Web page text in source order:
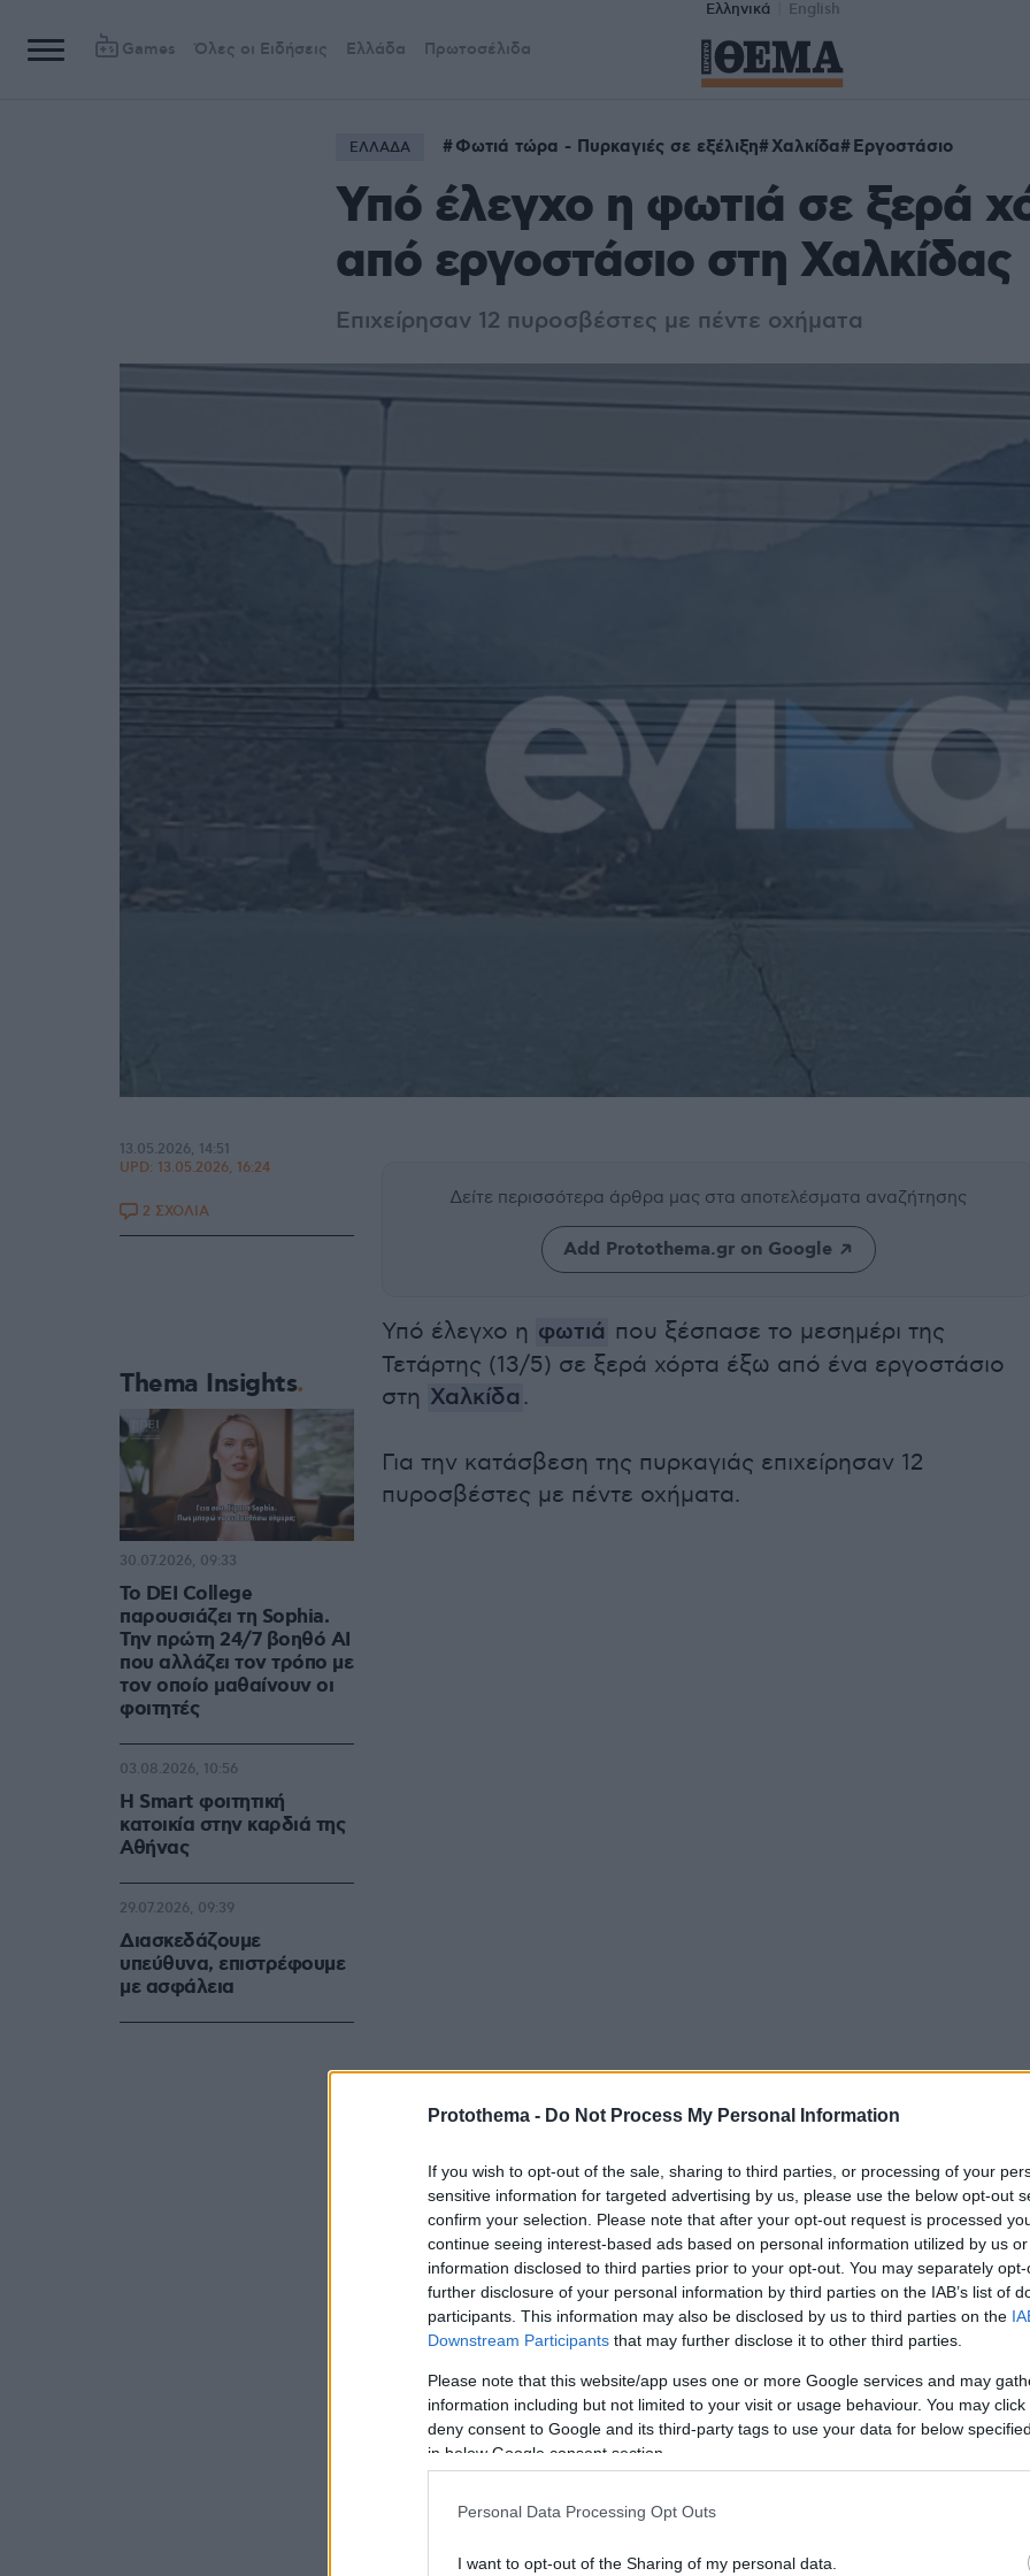
Protothema - Do Not Process My Personal Information
If you wish to opt-out of the sale, sharing to third parties, or processing of your
sensitive information for targeted advertising by us, please use the below opt-out
confirm your selection. Please note that after your opt-out request is processed
continue seeing interest-based ads based on personal information utilized by us
information disclosed to third parties prior to your opt-out. You may separately
further disclosure of your personal information by third parties on the IAB’s list of
participants. This information may also be disclosed by us to third parties on the
Downstream Participants that may further disclose it to other third parties.
Please note that this website/app uses one or more Google services and may
information including but not limited to your visit or usage behaviour. You may
deny consent to Google and its third-party tags to use your data for below
in below Google consent section.
Personal Data Processing Opt Outs
I want to opt-out of the Sharing of my personal data.
Ελληνικά English
Games Όλες οι Ειδήσεις Ελλάδα Πρωτοσέλιδα
ΕΛΛΑΔΑ Φωτιά τώρα - Πυρκαγιές σε εξέλιξη Χαλκίδα Εργοστάσιο
Υπό έλεγχο η φωτιά σε ξερά
από εργοστάσιο στη Χαλκίδας
Επιχείρησαν 12 πυροσβέστες με πέντε οχήματα
Δείτε περισσότερα άρθρα μας στα αποτελέσματα αναζήτησης
Add Protothema.gr on Google
Υπό έλεγχο η φωτιά που ξέσπασε το μεσημέρι της
Τετάρτης (13/5) σε ξερά χόρτα έξω από ένα εργοστάσιο
στη Χαλκίδα .
Για την κατάσβεση της πυρκαγιάς επιχείρησαν 12
πυροσβέστες με πέντε οχήματα.
13.05.2026, 14:51
UPD: 13.05.2026, 16:24
2 ΣΧΟΛΙΑ
Thema Insights
Το DEI College
παρουσιάζει τη Sophia.
Την πρώτη 24/7 βοηθό AI
που αλλάζει τον τρόπο με
τον οποίο μαθαίνουν οι
φοιτητές
30.07.2026, 09:33
Η Smart φοιτητική
κατοικία στην καρδιά της
Αθήνας
03.08.2026, 10:56
Διασκεδάζουμε
υπεύθυνα, επιστρέφουμε
με ασφάλεια
29.07.2026, 09:39
Ακολουθήστε τοprotothema.gr στο Google Newsκαι μάθετε πρώτοι